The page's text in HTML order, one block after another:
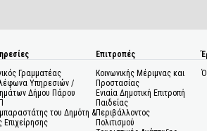
Γραμματέας
Υπηρεσιών /
Δήμου Πάρου
του Δημότη &
Επιχείρησης
Επιτροπές
Κοινωνικής Μέριμνας και
Προστασίας
Ενιαία Δημοτική Επιτροπή
Παιδείας
Περιβάλλοντος
Πολιτισμού